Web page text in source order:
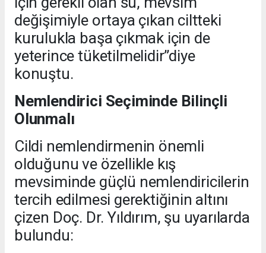
değişimiyle ortaya çıkan ciltteki
kurulukla başa çıkmak için de
yeterince tüketilmelidir”diye
konuştu.
Nemlendirici Seçiminde Bilinçli
Olunmalı
Cildi nemlendirmenin önemli
olduğunu ve özellikle kış
mevsiminde güçlü nemlendiricilerin
tercih edilmesi gerektiğinin altını
çizen Doç. Dr. Yıldırım, şu uyarılarda
bulundu: